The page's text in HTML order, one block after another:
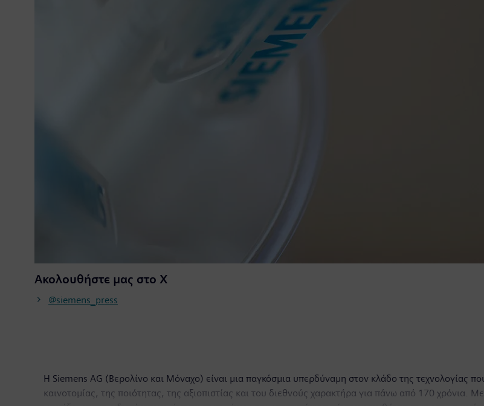
Ακολουθήστε μας στο Χ
@siemens_press
Η Siemens AG (Βερολίνο και Μόναχο) είναι μια παγκόσμια υπερδύναμη στον κλάδο της τεχνολογίας
καινοτομίας, της ποιότητας, της αξιοπιστίας και του διεθνούς χαρακτήρα για πάνω από 170 χρόνια.